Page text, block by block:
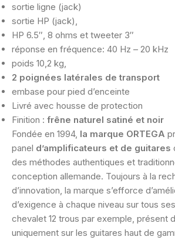
sortie ligne (jack)
sortie HP (jack),
HP 6.5″, 8 ohms et tweeter 3″
réponse en fréquence: 40 Hz – 20 kHz
poids 10,2 kg,
2 poignées latérales de transport
embase pour pied d’enceinte
Livré avec housse de protection
Finition : frêne naturel satiné et noir
Fondée en 1994, la marque ORTEGA
panel d’amplificateurs et de guitares
des méthodes authentiques et
conception allemande. Toujours à la
d’innovation, la marque s’efforce
d’exigence à chaque niveau sur tous
chevalet 12 trous par exemple, présent
uniquement sur les guitares haut de